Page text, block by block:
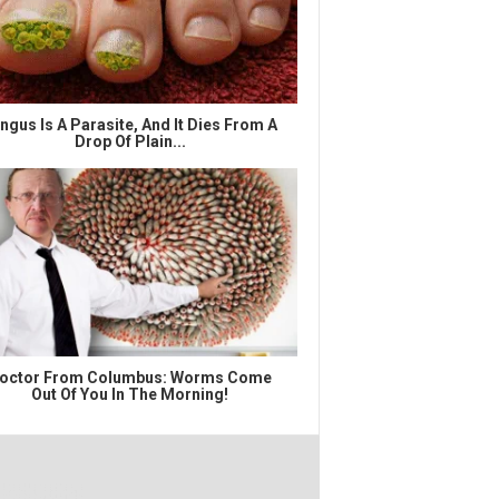
Is A Parasite, And It Dies From A
Drop Of Plain...
From Columbus: Worms Come
Out Of You In The Morning!